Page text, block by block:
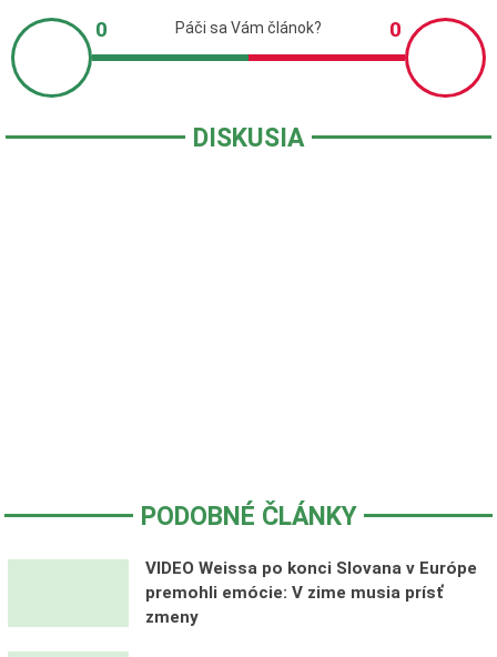
DISKUSIA
PODOBNÉ ČLÁNKY
VIDEO Weissa po konci Slovana v Európe
premohli emócie: V zime musia prísť
zmeny